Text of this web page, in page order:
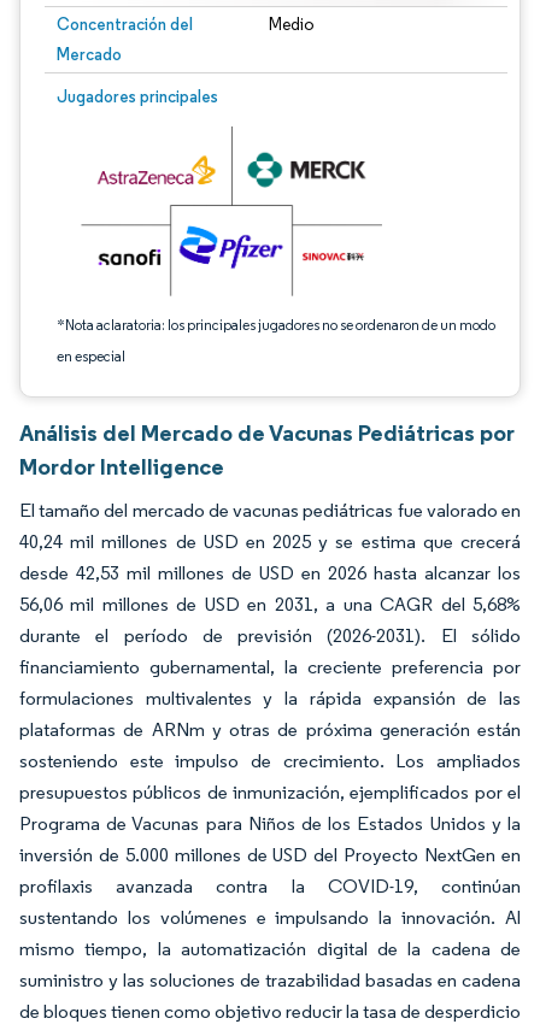
Concentración del
Mercado
Medio
Jugadores principales
*Nota aclaratoria: los principales jugadores no se ordenaron de un modo
en especial
Imagen © Mordor Intelligence. El uso requiere atribución según CC BY 4.0.
Análisis del Mercado de Vacunas Pediátricas por
Mordor Intelligence
El tamaño del mercado de vacunas pediátricas fue valorado en
40,24 mil millones de USD en 2025 y se estima que crecerá
desde 42,53 mil millones de USD en 2026 hasta alcanzar los
56,06 mil millones de USD en 2031, a una CAGR del 5,68%
durante el período de previsión (2026-2031). El sólido
financiamiento gubernamental, la creciente preferencia por
formulaciones multivalentes y la rápida expansión de las
plataformas de ARNm y otras de próxima generación están
sosteniendo este impulso de crecimiento. Los ampliados
presupuestos públicos de inmunización, ejemplificados por el
Programa de Vacunas para Niños de los Estados Unidos y la
inversión de 5.000 millones de USD del Proyecto NextGen en
profilaxis avanzada contra la COVID-19, continúan
sustentando los volúmenes e impulsando la innovación. Al
mismo tiempo, la automatización digital de la cadena de
suministro y las soluciones de trazabilidad basadas en cadena
de bloques tienen como objetivo reducir la tasa de desperdicio